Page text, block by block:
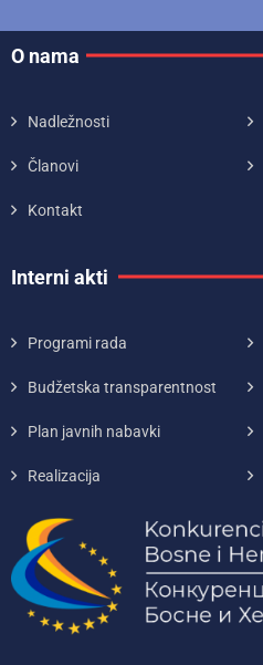
O nama
Nadležnosti
Članovi
Kontakt
Interni akti
Programi rada
Budžetska transparentnost
Plan javnih nabavki
Realizacija